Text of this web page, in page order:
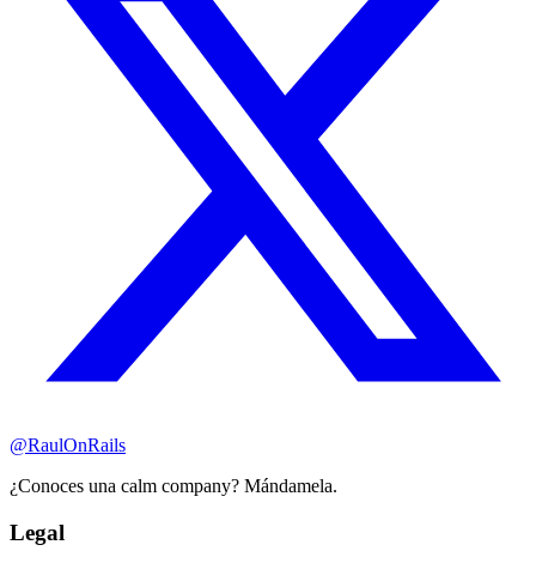
@RaulOnRails
¿Conoces una calm company? Mándamela.
Legal